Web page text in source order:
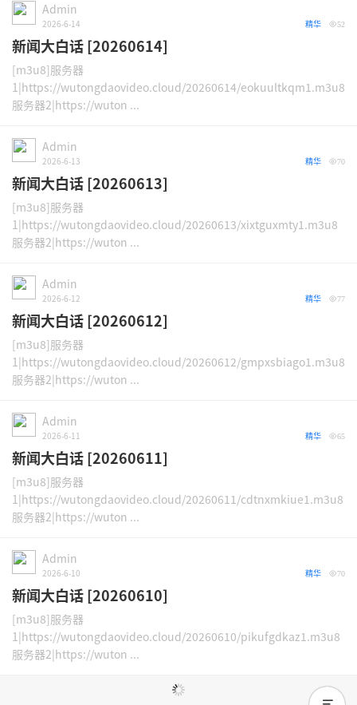
Admin
2026-6-14 52
精华
新闻大白话 [20260614]
[m3u8]服务器
1|https://wutongdaovideo.cloud/20260614/eokuultkqm1.m3u8
服务器2|https://wuton ...
Admin
2026-6-13 70
精华
新闻大白话 [20260613]
[m3u8]服务器
1|https://wutongdaovideo.cloud/20260613/xixtguxmty1.m3u8
服务器2|https://wuton ...
Admin
2026-6-12 77
精华
新闻大白话 [20260612]
[m3u8]服务器
1|https://wutongdaovideo.cloud/20260612/gmpxsbiago1.m3u8
服务器2|https://wuton ...
Admin
2026-6-11 65
精华
新闻大白话 [20260611]
[m3u8]服务器
1|https://wutongdaovideo.cloud/20260611/cdtnxmkiue1.m3u8
服务器2|https://wuton ...
Admin
2026-6-10 70
精华
新闻大白话 [20260610]
[m3u8]服务器
1|https://wutongdaovideo.cloud/20260610/pikufgdkaz1.m3u8
服务器2|https://wuton ...